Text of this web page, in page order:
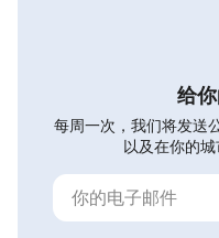
给
每周一次，我们将发送
以及在你的城